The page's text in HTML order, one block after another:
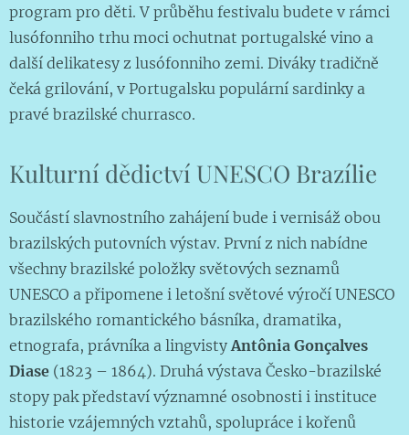
program pro děti. V průběhu festivalu budete v rámci
lusófonniho trhu moci ochutnat portugalské vino a
další delikatesy z lusófonniho zemi. Diváky tradičně
čeká grilování, v Portugalsku populární sardinky a
pravé brazilské churrasco.
Kulturní dědictví UNESCO Brazílie
Součástí slavnostního zahájení bude i vernisáž obou
brazilských putovních výstav. První z nich nabídne
všechny brazilské položky světových seznamů
UNESCO a připomene i letošní světové výročí UNESCO
brazilského romantického básníka, dramatika,
etnografa, právníka a lingvistyAntônia Gonçalves
Diase (1823 – 1864). Druhá výstava Česko-brazilské
stopy pak představí významné osobnosti i instituce
historie vzájemných vztahů, spolupráce i kořenů